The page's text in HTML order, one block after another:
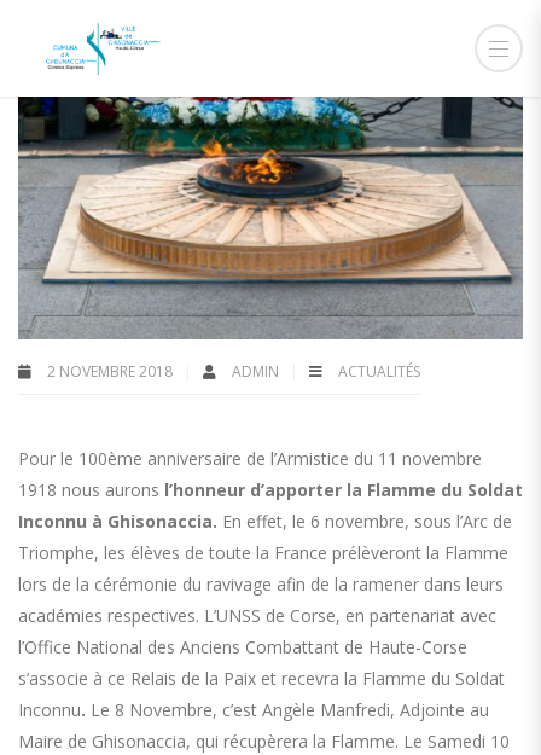
2 NOVEMBRE 2018 ADMIN ACTUALITÉS
Pour le 100ème anniversaire de l’Armistice du 11 novembre
1918 nous aurons l’honneur d’apporter la Flamme du Soldat
Inconnu à Ghisonaccia. En effet, le 6 novembre, sous l’Arc de
Triomphe, les élèves de toute la France prélèveront la Flamme
lors de la cérémonie du ravivage afin de la ramener dans leurs
académies respectives. L’UNSS de Corse, en partenariat avec
l’Office National des Anciens Combattant de Haute-Corse
s’associe à ce Relais de la Paix et recevra la Flamme du Soldat
Inconnu. Le 8 Novembre, c’est Angèle Manfredi, Adjointe au
Maire de Ghisonaccia, qui récupèrera la Flamme. Le Samedi 10